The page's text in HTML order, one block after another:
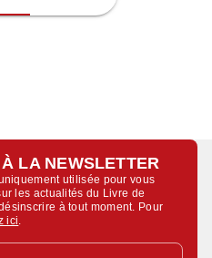
LA NEWSLETTER
utilisée pour vous
les actualités du Livre de
à tout moment. Pour
ici